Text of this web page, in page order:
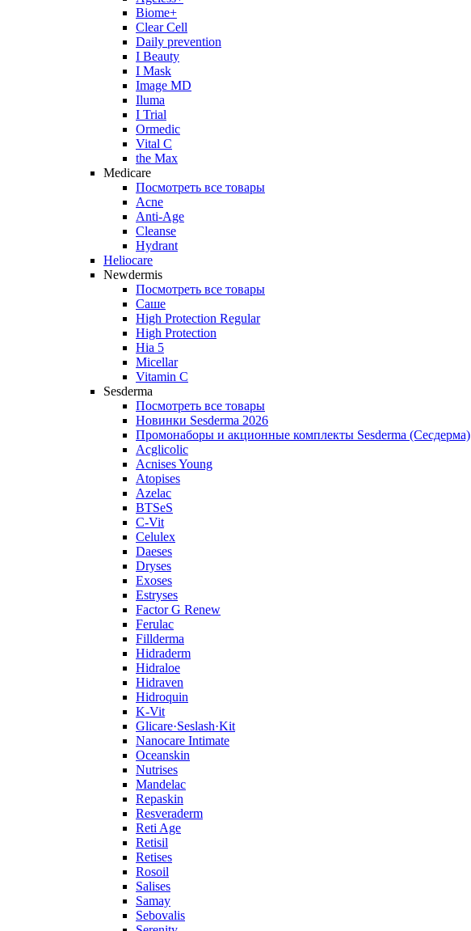
Biome+
Clear Cell
Daily prevention
I Beauty
I Mask
Image MD
Iluma
I Trial
Ormedic
Vital C
the Max
Medicare
Посмотреть все товары
Acne
Anti‑Age
Cleanse
Hydrant
Heliocare
Newdermis
Посмотреть все товары
Саше
High Protection Regular
High Protection
Hia 5
Micellar
Vitamin C
Sesderma
Посмотреть все товары
Новинки Sesderma 2026
Промонаборы и акционные комплекты Sesderma (Сесдерма)
Acglicolic
Acnises Young
Atopises
Azelac
BTSeS
C‑Vit
Celulex
Daeses
Dryses
Exoses
Estryses
Factor G Renew
Ferulac
Fillderma
Hidraderm
Hidraloe
Hidraven
Hidroquin
K-Vit
Glicare·Seslash·Kit
Nanocare Intimate
Oceanskin
Nutrises
Mandelac
Repaskin
Resveraderm
Reti Age
Retisil
Retises
Rosoil
Salises
Samay
Sebovalis